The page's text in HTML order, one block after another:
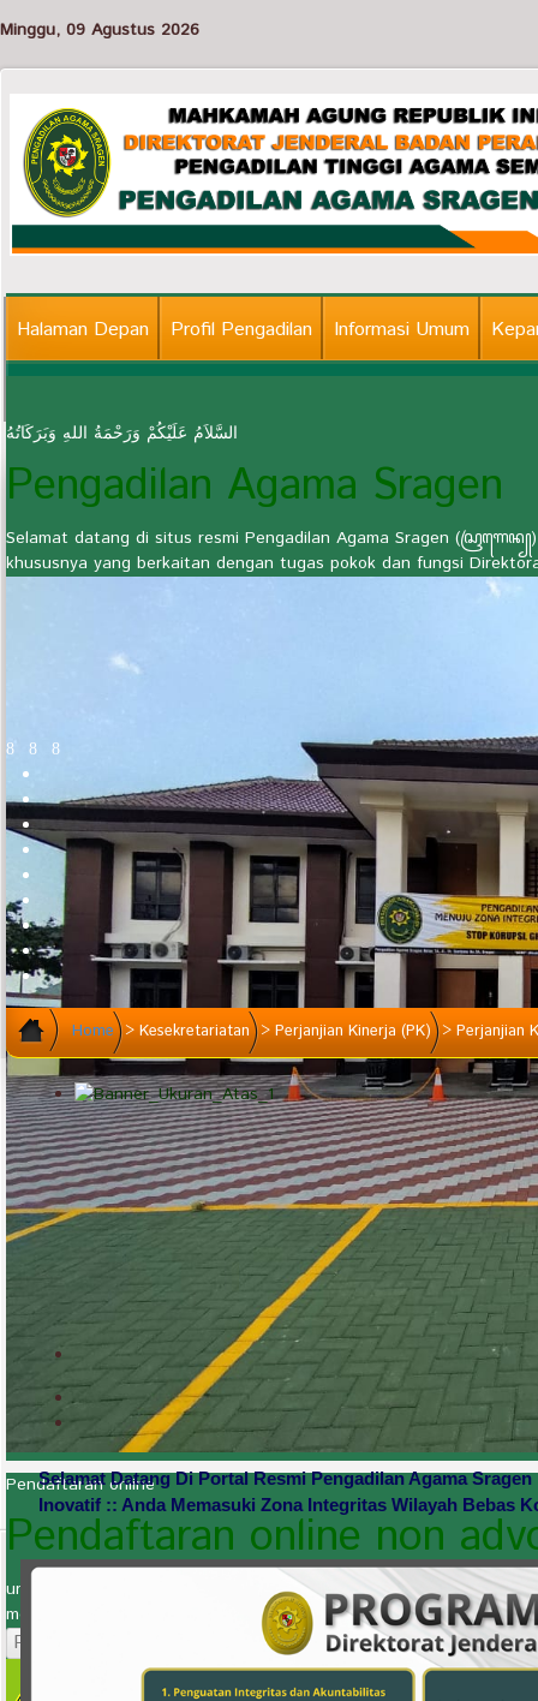
Minggu, 09 Agustus 2026
Halaman Depan Profil Pengadilan Informasi Umum
السَّلاَمُ عَلَيْكُمْ وَرَحْمَةُ اللهِ وَبَرَكَاتُهُ
Pengadilan Agama Sragen
Selamat datang di situs resmi Pengadilan Agama Sragen
khususnya yang berkaitan dengan tugas pokok dan fungsi
Pendaftaran online
Pendaftaran online non
untuk menekan penyebaran Virus Covid 19, maka bagi
menggunakan fasilitas Pendaftaran Online tanpa harus datang
Pendaftaran Online
Home >Kesekretariatan >Perjanjian Kinerja (PK) >Perjanjian
Selamat Datang Di Portal Resmi Pengadilan Agama
Inovatif :: Anda Memasuki Zona Integritas Wilayah Bebas